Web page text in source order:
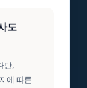
도
만,
에 따른